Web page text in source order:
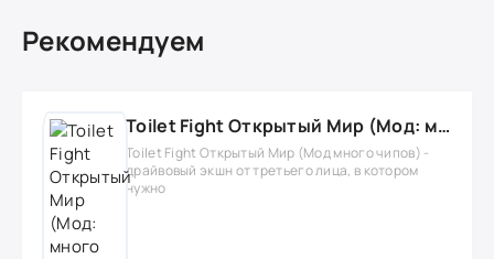
Рекомендуем
Toilet Fight Открытый Мир (Мод: много чипов, денег, все открыто, бессмертие, урон, 50+ читов)
Toilet Fight Открытый Мир (Мод много чипов) -
драйвовый экшн от третьего лица, в котором
нужно